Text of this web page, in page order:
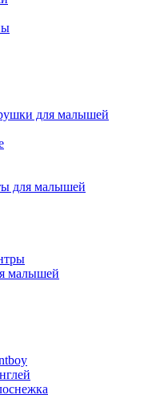
для малышей
для малышей
малышей